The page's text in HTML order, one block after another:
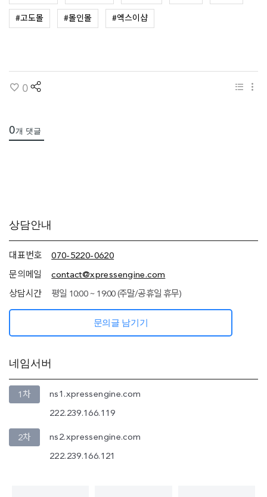
#고도몰 #몰인몰 #엑스이샵
0 share
목록
0개 댓글
추가
정보
네임서버
정보)
상담안내
대표번호 070-5220-0620
문의메일 contact@xpressengine.com
상담시간 평일 10:00 ~ 19:00 (주말/공휴일 휴무)
문의글 남기기
네임서버
1차 ns1.xpressengine.com
222.239.166.119
2차 ns2.xpressengine.com
222.239.166.121